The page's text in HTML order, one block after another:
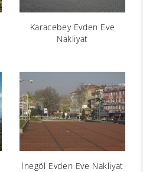
Karacebey Evden Eve
Nakliyat
İnegöl Evden Eve Nakliyat